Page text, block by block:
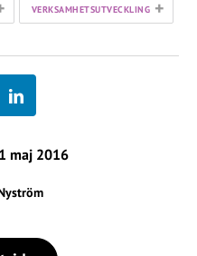
VERKSAMHETSUTVECKLING +
maj 2016